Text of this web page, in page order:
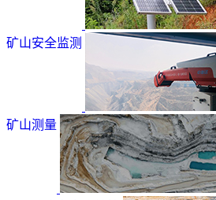
矿山安全监测
矿山测量